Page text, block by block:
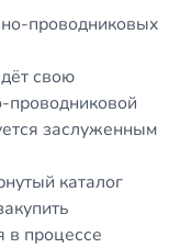
проводниковых
свою
проводниковой
заслуженным
каталог
в процессе